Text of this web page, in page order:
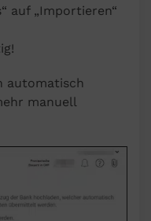
auf „Importieren“
automatisch
manuell